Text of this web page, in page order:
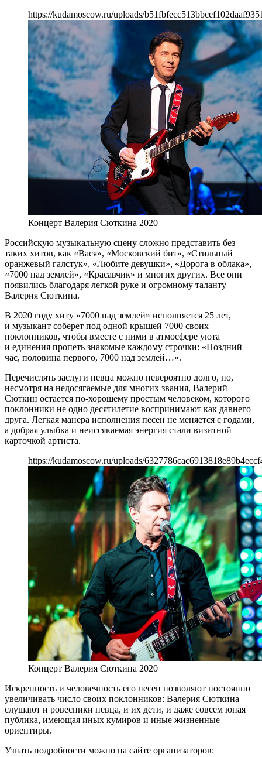
https://kudamoscow.ru/uploads/
Концерт Валерия Сюткина 2020
Российскую музыкальную сцену сложно представить без
таких хитов, как «Вася», «Московский бит», «Стильный
оранжевый галстук», «Любите девушки», «Дорога в облака»,
«7000 над землей», «Красавчик» и многих других. Все они
появились благодаря легкой руке и огромному таланту
Валерия Сюткина.
В 2020 году хиту «7000 над землей» исполняется 25 лет,
и музыкант соберет под одной крышей 7000 своих
поклонников, чтобы вместе с ними в атмосфере уюта
и единения пропеть знакомые каждому строчки: «Поздний
час, половина первого, 7000 над землей…».
Перечислять заслуги певца можно невероятно долго, но,
несмотря на недосягаемые для многих звания, Валерий
Сюткин остается по-хорошему простым человеком, которого
поклонники не одно десятилетие воспринимают как давнего
друга. Легкая манера исполнения песен не меняется с годами,
а добрая улыбка и неиссякаемая энергия стали визитной
карточкой артиста.
https://kudamoscow.ru/uploads/
Концерт Валерия Сюткина 2020
Искренность и человечность его песен позволяют постоянно
увеличивать число своих поклонников: Валерия Сюткина
слушают и ровесники певца, и их дети, и даже совсем юная
публика, имеющая иных кумиров и иные жизненные
ориентиры.
Узнать подробности можно на сайте организаторов: